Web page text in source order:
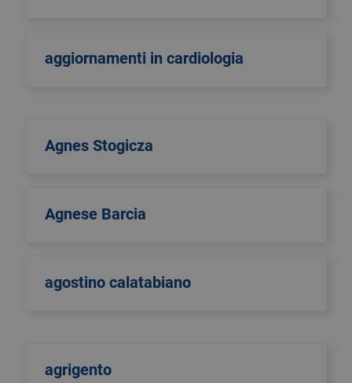
aggiornamenti in cardiologia
Agnes Stogicza
Agnese Barcia
agostino calatabiano
agrigento